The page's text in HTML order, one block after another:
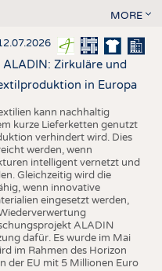
MORE
Zirkuläre und
in Europa
kann nachhaltig
kurze Lieferketten genutzt
verhindert wird. Dies
werden, wenn
intelligent vernetzt und
Gleichzeitig wird die
wenn innovative
eingesetzt werden,
ALADIN
dafür. Es wurde im Mai
im Rahmen des Horizon
der EU mit 5 Millionen Euro